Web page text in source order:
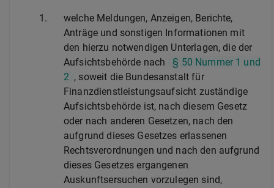
1.
welche Meldungen, Anzeigen, Berichte,
Anträge und sonstigen Informationen mit
den hierzu notwendigen Unterlagen, die der
Aufsichtsbehörde nach
§ 50 Nummer 1 und
2 , soweit die Bundesanstalt für
Finanzdienstleistungsaufsicht zuständige
Aufsichtsbehörde ist, nach diesem Gesetz
oder nach anderen Gesetzen, nach den
aufgrund dieses Gesetzes erlassenen
Rechtsverordnungen und nach den aufgrund
dieses Gesetzes ergangenen
Auskunftsersuchen vorzulegen sind,